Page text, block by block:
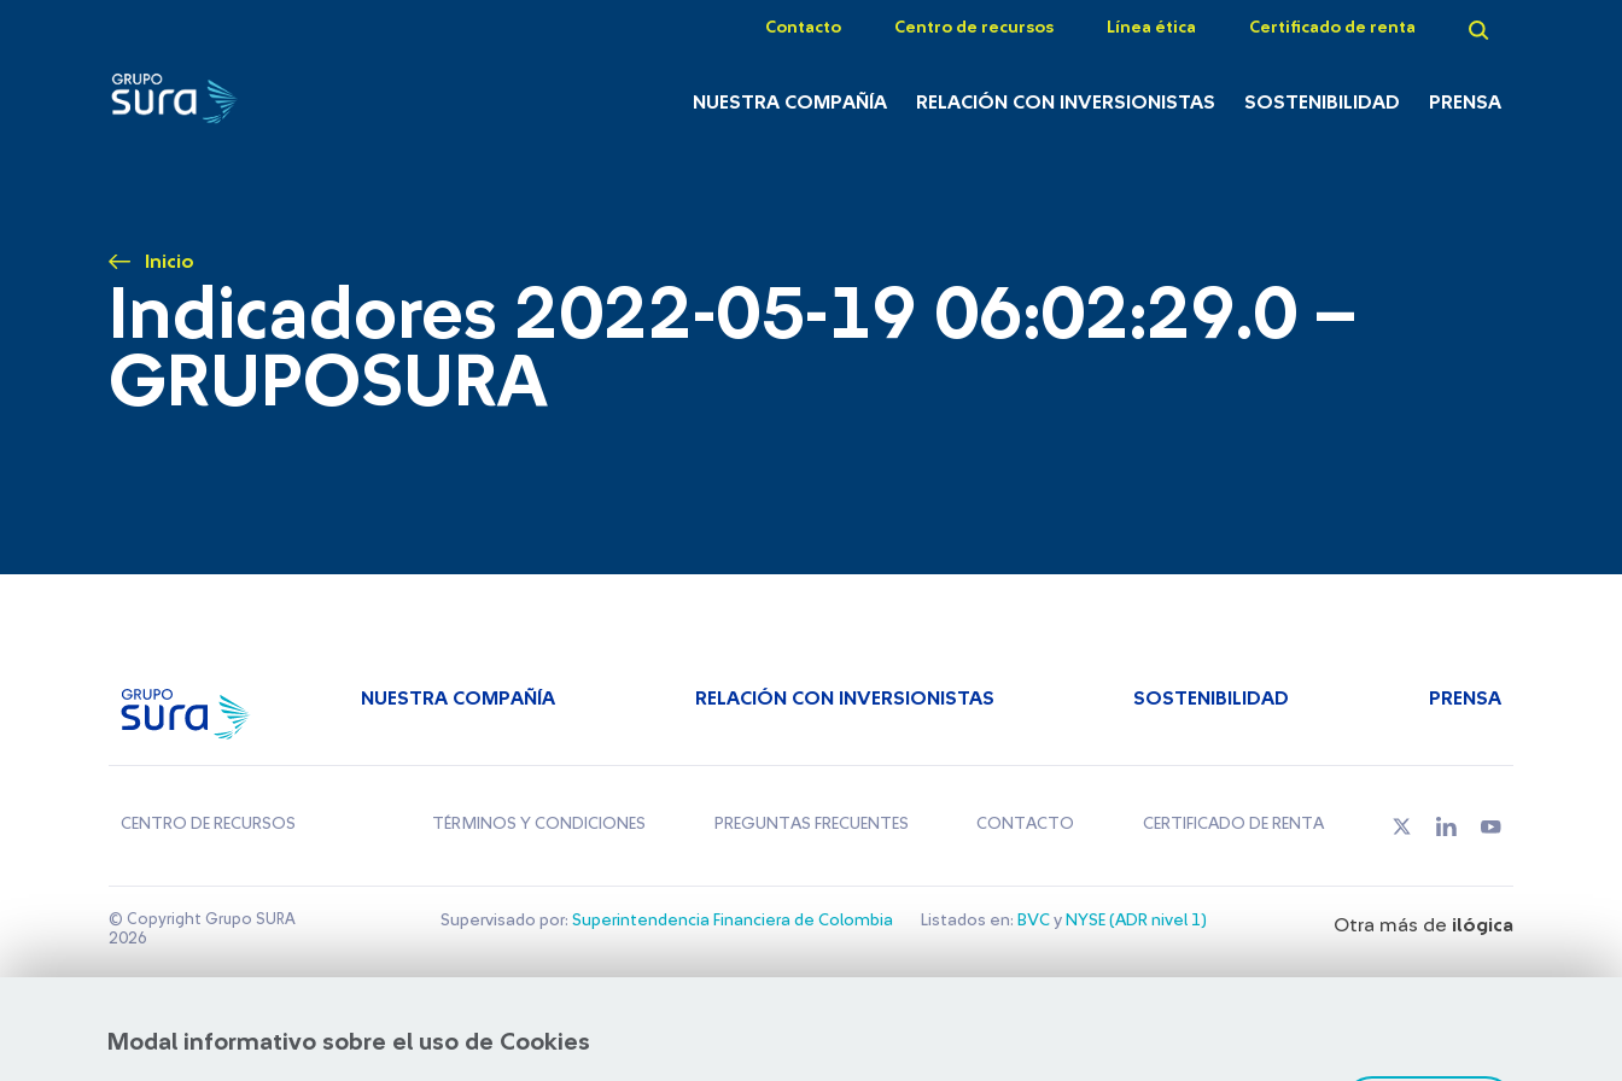
Contacto Centro de recursos Línea ética Certificado de renta
NUESTRA COMPAÑÍA RELACIÓN CON INVERSIONISTAS SOSTENIBILIDAD PRENSA
Inicio
Indicadores 2022-05-19 06:02:29.0 –
GRUPOSURA
Modal informativo sobre el uso de Cookies
NUESTRA COMPAÑÍA RELACIÓN CON INVERSIONISTAS SOSTENIBILIDAD PRENSA
CENTRO DE RECURSOS TÉRMINOS Y CONDICIONES PREGUNTAS FRECUENTES CONTACTO CERTIFICADO DE RENTA
© Copyright Grupo SURA
2026
Supervisado por: Superintendencia Financiera de Colombia Listados en: BVCy NYSE (ADR nivel 1) Otra más de ilógica